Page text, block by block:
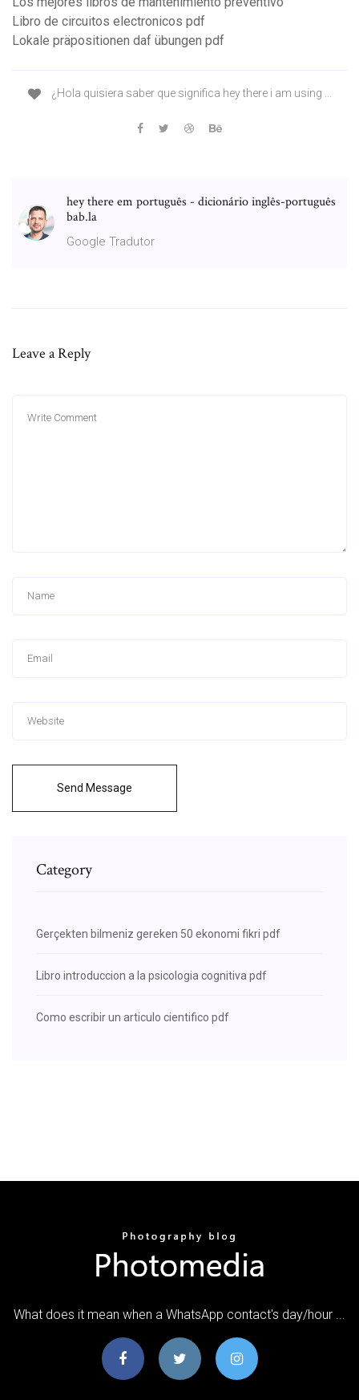
Libro de circuitos electronicos pdf
Lokale präpositionen daf übungen pdf
¿Hola quisiera saber que significa hey there i am using ...
hey there em português - dicionário inglês-português
bab.la
Google Tradutor
Leave a Reply
Send Message
Category
Gerçekten bilmeniz gereken 50 ekonomi fikri pdf
Libro introduccion a la psicologia cognitiva pdf
Como escribir un articulo cientifico pdf
What does it mean when a WhatsApp contact's day/hour ...